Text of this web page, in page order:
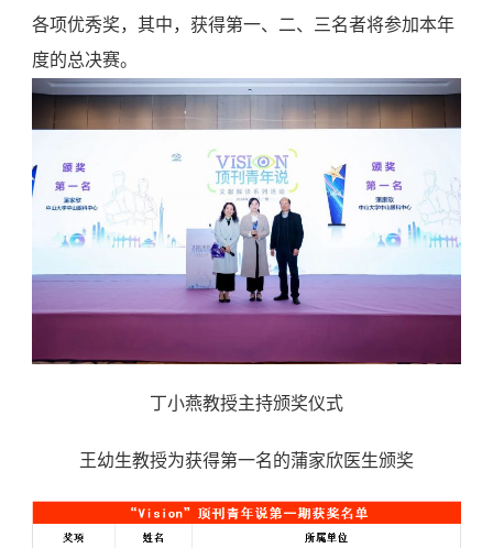
各项优秀奖，其中，获得第一、二、三名者将参加本年
度的总决赛。
丁小燕教授主持颁奖仪式
王幼生教授为获得第一名的蒲家欣医生颁奖